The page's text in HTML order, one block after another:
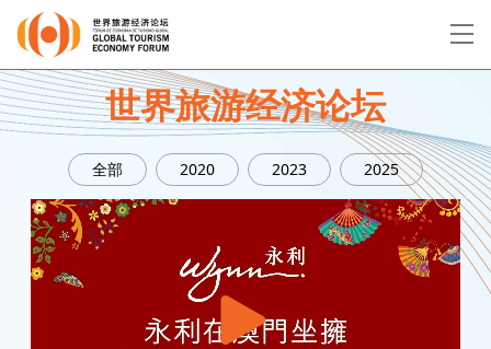
EN 繁 简
关于论坛
论坛议程
演讲者
世界旅游经济论坛
全部 2020 2023 2025